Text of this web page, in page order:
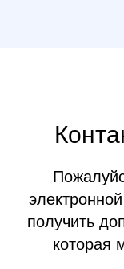
получить
которая